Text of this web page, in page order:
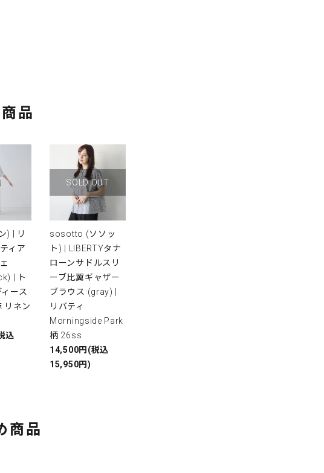
品
) | リ
ィア
| ト
ース
リネン
込
SOLD OUT
sosotto (ソソッ
ト) | LIBERTYタナ
ローンサドルスリ
ーブ比翼ギャザー
ブラウス (gray) |
リバティ
Morningside Park
柄 26ss
14,500円(税込
15,950円)
商品